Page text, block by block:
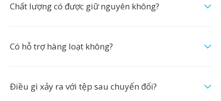
Chất lượng có được giữ nguyên không?
Có hỗ trợ hàng loạt không?
Điều gì xảy ra với tệp sau chuyển đổi?